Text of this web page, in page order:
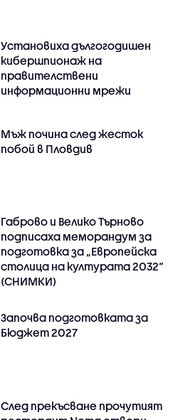
Установиха дългогодишен
кибершпионаж на
правителствени
информационни мрежи
Мъж почина след жесток
побой в Пловдив
Габрово и Велико Търново
подписаха меморандум за
подготовка за „Европейска
столица на културата 2032“
(СНИМКИ)
Започва подготовката за
Бюджет 2027
След прекъсване прочутият